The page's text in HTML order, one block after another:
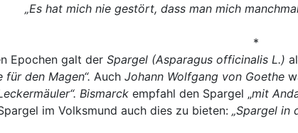
„Es hat mich nie gestört, dass man mich
*
Epochen galt der Spargel (Asparagus officinalis L.)
den Magen“. Auch Johann Wolfgang von Goethe
Bismarck empfahl den Spargel „mit
im Volksmund auch dies zu bieten: „Spargel in